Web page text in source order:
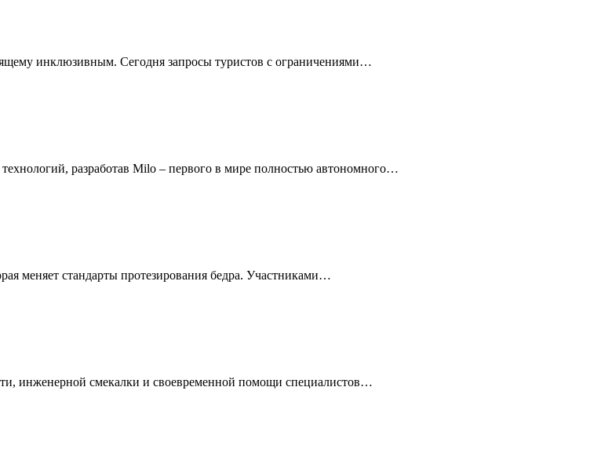
инклюзивным. Сегодня запросы туристов с ограничениями…
разработав Milo – первого в мире полностью автономного…
меняет стандарты протезирования бедра. Участниками…
инженерной смекалки и своевременной помощи специалистов…